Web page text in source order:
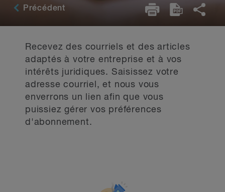
Précédent
Recevez des courriels et des articles
adaptés à votre entreprise et à vos
intérêts juridiques. Saisissez votre
adresse courriel, et nous vous
enverrons un lien afin que vous
puissiez gérer vos préférences
d'abonnement.